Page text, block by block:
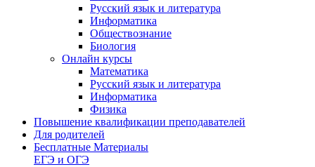
Русский язык и литература
Информатика
Обществознание
Биология
Онлайн курсы
Математика
Русский язык и литература
Информатика
Физика
Повышение квалификации преподавателей
Для родителей
Бесплатные Материалы
ЕГЭ и ОГЭ